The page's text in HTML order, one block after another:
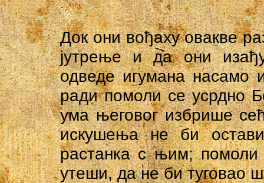
Док они вођаху овакве
јутрење и да они
одведе игумана
ради помоли се усрдно
ума његовог избрише
искушења не би
растанка с њим;
утеши, да не би туговао